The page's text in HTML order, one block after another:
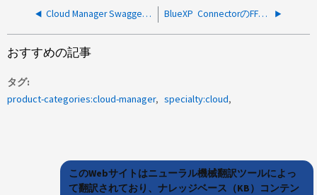
Cloud Manager Swagger APIを使用してNSS IDにCVOを登録する方法、またはNSSアカウント間でCVOを切り替える方法 BlueXP ConnectorのFFmpegに関連する脆弱性を修正する方法
おすすめの記事
タグ
product-categories:cloud-manager
specialty:cloud
このWebサイトはニューラル機械翻訳ツールによっ
て翻訳されており、ナレッジベース（KB）コンテン